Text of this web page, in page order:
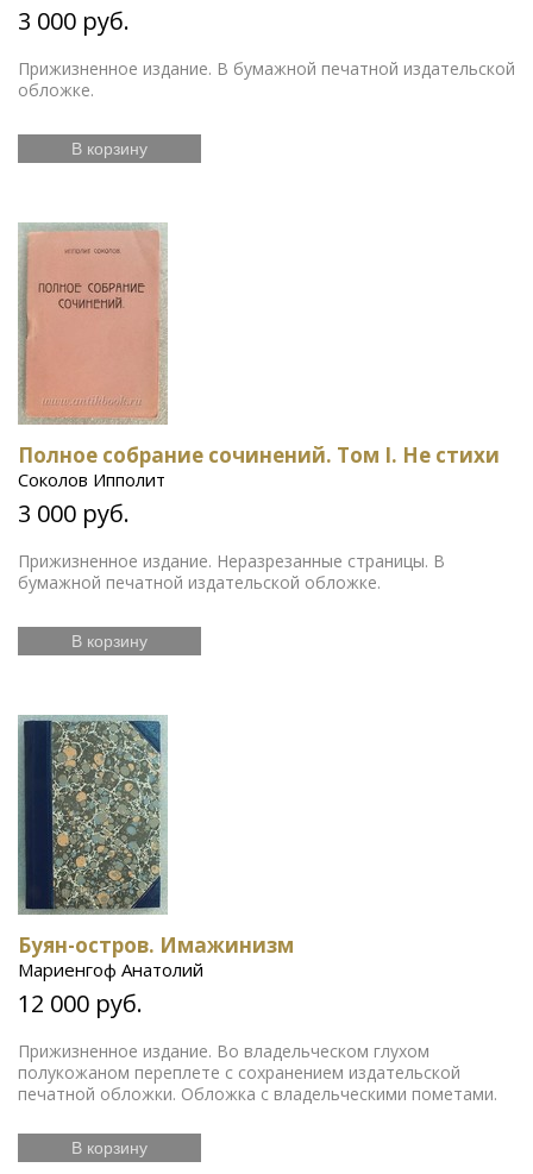
3 000 руб.
Прижизненное издание. В бумажной печатной издательской
обложке.
В корзину
Полное собрание сочинений. Том I. Не стихи
Соколов Ипполит
3 000 руб.
Прижизненное издание. Неразрезанные страницы. В
бумажной печатной издательской обложке.
В корзину
Буян-остров. Имажинизм
Мариенгоф Анатолий
12 000 руб.
Прижизненное издание. Во владельческом глухом
полукожаном переплете с сохранением издательской
печатной обложки. Обложка с владельческими пометами.
В корзину